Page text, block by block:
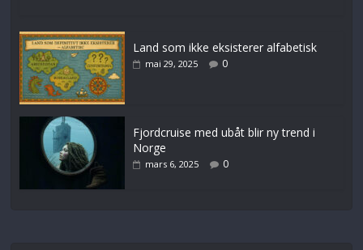
Land som ikke eksisterer alfabetisk
mai 29, 2025 0
Fjordcruise med ubåt blir ny trend i
Norge
mars 6, 2025 0